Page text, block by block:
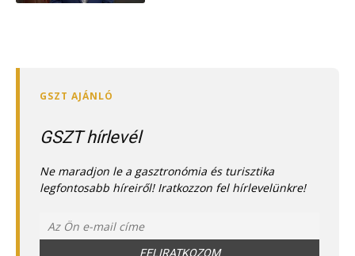
GSZT hírlevél
Ne maradjon le a gasztronómia és turisztika
legfontosabb híreiről! Iratkozzon fel hírlevelünkre!